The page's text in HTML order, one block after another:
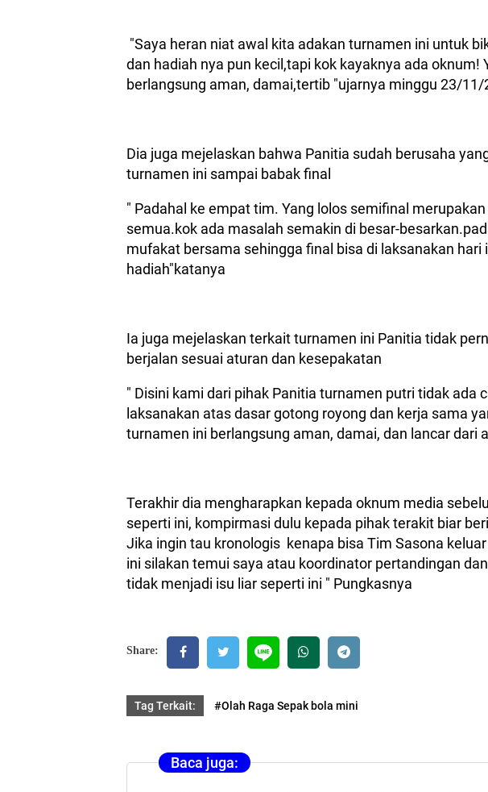
"Saya heran niat awal kita adakan turnamen ini untuk
dan hadiah nya pun kecil,tapi kok kayaknya ada oknum!
berlangsung aman, damai,tertib "ujarnya minggu 23/
Dia juga mejelaskan bahwa Panitia sudah berusaha
turnamen ini sampai babak final
" Padahal ke empat tim. Yang lolos semifinal
semua.kok ada masalah semakin di besar-
mufakat bersama sehingga final bisa di laksanakan hari
hadiah"katanya
Ia juga mejelaskan terkait turnamen ini Panitia tidak
berjalan sesuai aturan dan kesepakatan
" Disini kami dari pihak Panitia turnamen putri tidak ada
laksanakan atas dasar gotong royong dan kerja sama
turnamen ini berlangsung aman, damai, dan lancar dari
Terakhir dia mengharapkan kepada oknum media
seperti ini, kompirmasi dulu kepada pihak terakit biar
Jika ingin tau kronologis kenapa bisa Tim Sasona
ini silakan temui saya atau koordinator pertandingan
tidak menjadi isu liar seperti ini " Pungkasnya
Share:
Tag Terkait: #Olah Raga Sepak bola mini
Baca juga: